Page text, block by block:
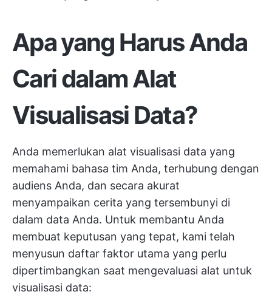
Apa yang Harus Anda
Cari dalam Alat
Visualisasi Data?
Anda memerlukan alat visualisasi data yang
memahami bahasa tim Anda, terhubung dengan
audiens Anda, dan secara akurat
menyampaikan cerita yang tersembunyi di
dalam data Anda. Untuk membantu Anda
membuat keputusan yang tepat, kami telah
menyusun daftar faktor utama yang perlu
dipertimbangkan saat mengevaluasi alat untuk
visualisasi data: